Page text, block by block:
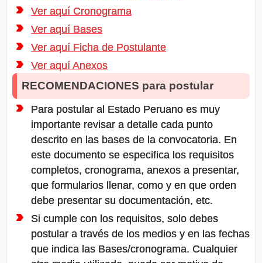
Ver aquí Cronograma
Ver aquí Bases
Ver aquí Ficha de Postulante
Ver aquí Anexos
RECOMENDACIONES para postular
Para postular al Estado Peruano es muy
importante revisar a detalle cada punto
descrito en las bases de la convocatoria. En
este documento se especifica los requisitos
completos, cronograma, anexos a presentar,
que formularios llenar, como y en que orden
debe presentar su documentación, etc.
Si cumple con los requisitos, solo debes
postular a través de los medios y en las fechas
que indica las Bases/cronograma. Cualquier